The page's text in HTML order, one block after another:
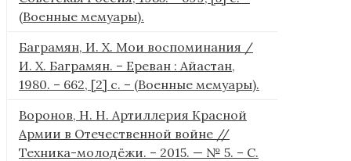
(Военные мемуары).
Баграмян, И. Х. Мои воспоминания /
И. Х. Баграмян. – Ереван : Айастан,
1980. – 662, [2] c. – (Военные мемуары).
Воронов, Н. Н. Артиллерия Красной
Армии в Отечественной войне //
Техника-молодёжи. – 2015. — № 5. – С.